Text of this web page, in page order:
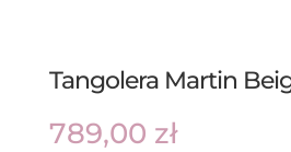
Tangolera Martin
789,00 zł